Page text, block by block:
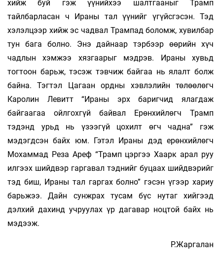
хийж буй гэж үүнийхээ шалтгааныг Трамп
тайлбарласан ч Ираны тал үүнийг үгүйсгэсэн. Тэд
хэлэлцээр хийж эс чадвал Трампад боломж, хувилбар
тун бага болно. Энэ дайнаар тэрбээр өөрийн хүч
чадлын хэмжээ хязгаарыг мэдрэв. Ираны хувьд
тогтоон барьж, тэсэж тэвчиж байгаа нь ялалт болж
байна. Тэгтэл Цагаан ордны хэвлэлийн төлөөлөгч
Каролин Левитт “Ираны эрх баригчид ялагдаж
байгаагаа ойлгохгүй байвал Ерөнхийлөгч Трамп
тэдэнд урьд нь үзээгүй цохилт өгч чадна” гэж
мэдэгдсэн байх юм. Гэтэл Ираны дэд ерөнхийлөгч
Мохаммад Реза Ареф “Трамп цэргээ Хаарк арал руу
илгээх шийдвэр гаргавал тэднийг буцаах шийдвэрийг
тэд биш, Ираны тал гаргах болно” гэсэн үгээр хариу
барьжээ. Дайн сунжрах тусам бүс нутаг хийгээд
дэлхий дахинд учруулах үр дагавар ноцтой байх нь
мэдээж.
Р.Жаргалан